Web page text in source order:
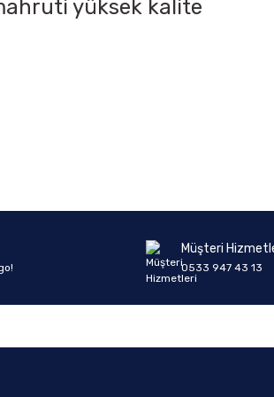
yüksek kalite
Müşteri
0533 947 43 13